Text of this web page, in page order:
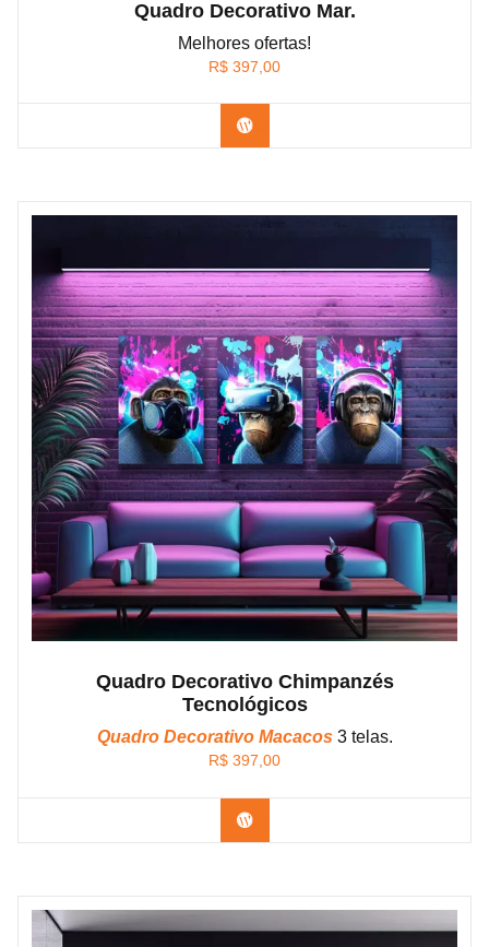
Quadro Decorativo Mar.
Melhores ofertas!
R$ 397,00
Confira os modelos
Quadro Decorativo Chimpanzés
Tecnológicos
Quadro Decorativo Macacos3 telas.
R$ 397,00
Confira os modelos